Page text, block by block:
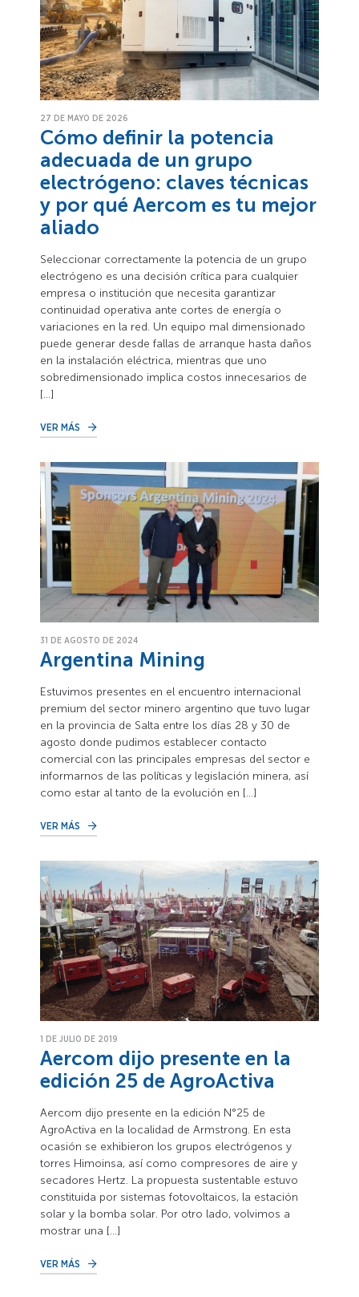
27 DE MAYO DE 2026
Cómo definir la potencia
adecuada de un grupo
electrógeno: claves técnicas
y por qué Aercom es tu mejor
aliado
Seleccionar correctamente la potencia de un grupo
electrógeno es una decisión crítica para cualquier
empresa o institución que necesita garantizar
continuidad operativa ante cortes de energía o
variaciones en la red. Un equipo mal dimensionado
puede generar desde fallas de arranque hasta daños
en la instalación eléctrica, mientras que uno
sobredimensionado implica costos innecesarios de
[…]
VER MÁS
31 DE AGOSTO DE 2024
Argentina Mining
Estuvimos presentes en el encuentro internacional
premium del sector minero argentino que tuvo lugar
en la provincia de Salta entre los días 28 y 30 de
agosto donde pudimos establecer contacto
comercial con las principales empresas del sector e
informarnos de las políticas y legislación minera, así
como estar al tanto de la evolución en […]
VER MÁS
1 DE JULIO DE 2019
Aercom dijo presente en la
edición 25 de AgroActiva
Aercom dijo presente en la edición N°25 de
AgroActiva en la localidad de Armstrong. En esta
ocasión se exhibieron los grupos electrógenos y
torres Himoinsa, así como compresores de aire y
secadores Hertz. La propuesta sustentable estuvo
constituida por sistemas fotovoltaicos, la estación
solar y la bomba solar. Por otro lado, volvimos a
mostrar una […]
VER MÁS